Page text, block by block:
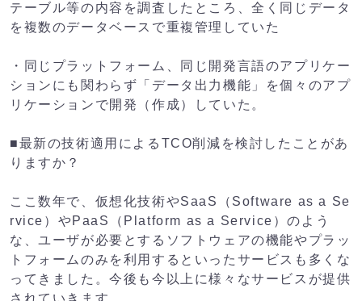
テーブル等の内容を調査したところ、全く同じデータ
を複数のデータベースで重複管理していた
・同じプラットフォーム、同じ開発言語のアプリケー
ションにも関わらず「データ出力機能」を個々のアプ
リケーションで開発（作成）していた。
■最新の技術適用によるTCO削減を検討したことがあ
りますか？
ここ数年で、仮想化技術やSaaS（Software as a Se
rvice）やPaaS（Platform as a Service）のよう
な、ユーザが必要とするソフトウェアの機能やプラッ
トフォームのみを利用するといったサービスも多くな
ってきました。今後も今以上に様々なサービスが提供
されていきます。